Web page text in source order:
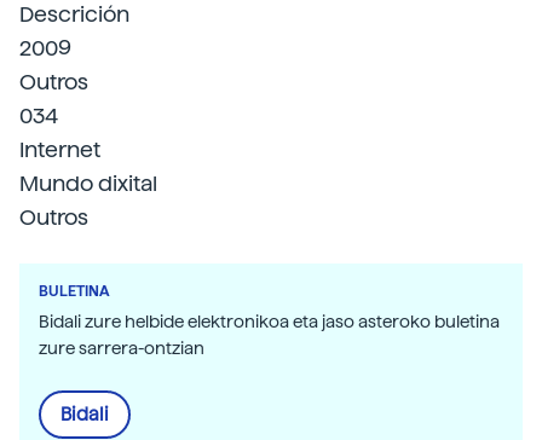
Descrición
2009
Outros
034
Internet
Mundo dixital
Outros
BULETINA
Bidali zure helbide elektronikoa eta jaso asteroko buletina
zure sarrera-ontzian
Bidali